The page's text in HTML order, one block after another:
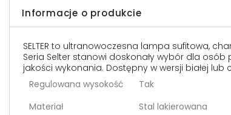
Informacje o produkcie
SELTER to ultranowoczesna lampa sufitowa,
Seria Selter stanowi doskonały wybór dla
jakości wykonania. Dostępny w wersji białej lub
Regulowana wysokość
Tak
Materiał
Stal lakierowana